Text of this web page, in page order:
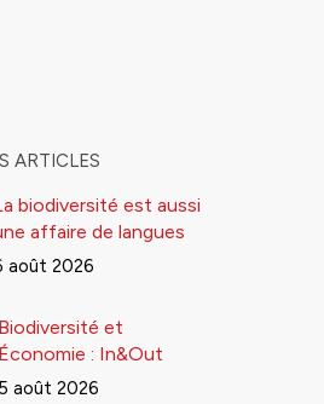
ARTICLES
biodiversité est aussi
affaire de langues
août 2026
Biodiversité et
Économie : In&Out
5 août 2026